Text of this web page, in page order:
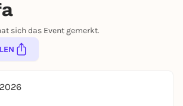
sich das Event gemerkt.
follow pages, or participate in
need a free Rausgegangen account.
FOR FREE NOW